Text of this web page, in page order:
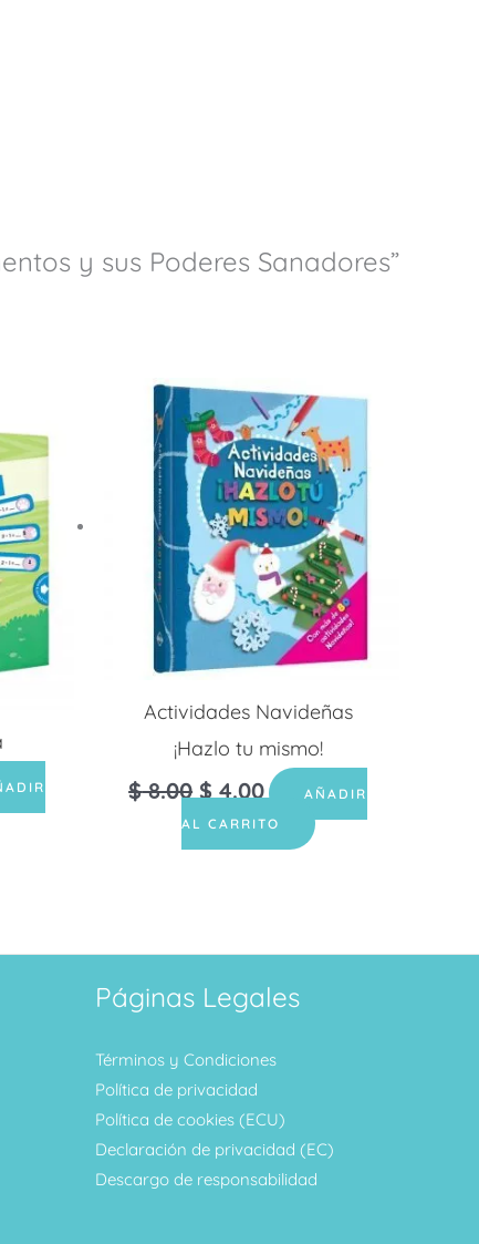
y sus Poderes Sanadores”
Actividades Navideñas
¡Hazlo tu mismo!
$8.00 $4.00
AÑADIR
AL CARRITO
Páginas Legales
Términos y Condiciones
Política de privacidad
Política de cookies (ECU)
Declaración de privacidad (EC)
Descargo de responsabilidad